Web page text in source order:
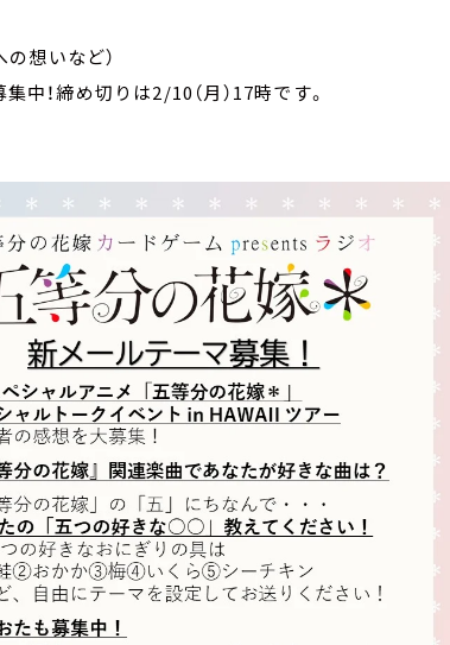
の想いなど）
！締め切りは2/10（月）17時です。